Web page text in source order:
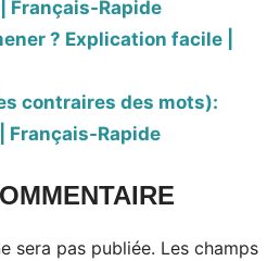
Français-Rapide
? Explication facile |
contraires des mots):
Français-Rapide
sera pas publiée. Les champs